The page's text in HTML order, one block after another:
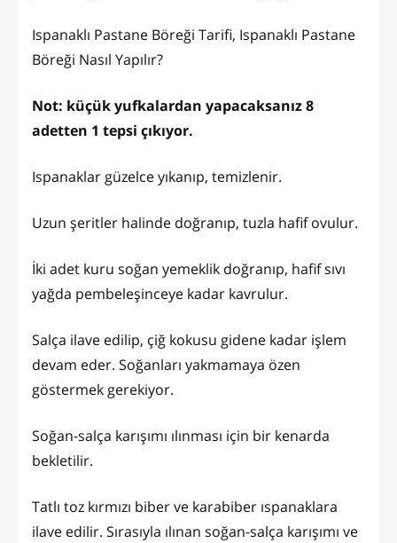
Ispanaklı Pastane Böreği Tarifi, Ispanaklı Pastane
Böreği Nasıl Yapılır?
Not: küçük yufkalardan yapacaksanız 8
adetten 1 tepsi çıkıyor.
Ispanaklar güzelce yıkanıp, temizlenir.
Uzun şeritler halinde doğranıp, tuzla hafif ovulur.
İki adet kuru soğan yemeklik doğranıp, hafif sıvı
yağda pembeleşinceye kadar kavrulur.
Salça ilave edilip, çiğ kokusu gidene kadar işlem
devam eder. Soğanları yakmamaya özen
göstermek gerekiyor.
Soğan-salça karışımı ılınması için bir kenarda
bekletilir.
Tatlı toz kırmızı biber ve karabiber ıspanaklara
ilave edilir. Sırasıyla ılınan soğan-salça karışımı ve